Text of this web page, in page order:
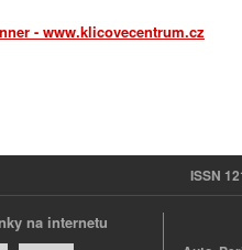
ISSN
na internetu